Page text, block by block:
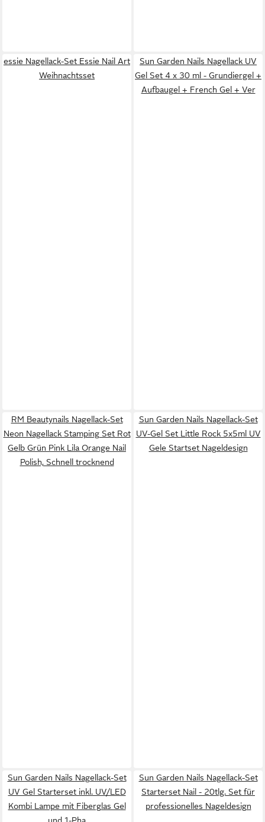
essie Nagellack-Set Essie Nail Art
Weihnachtsset
Sun Garden Nails Nagellack UV
Gel Set 4 x 30 ml - Grundiergel +
Aufbaugel + French Gel + Ver
RM Beautynails Nagellack-Set
Neon Nagellack Stamping Set Rot
Gelb Grün Pink Lila Orange Nail
Polish, Schnell trocknend
Sun Garden Nails Nagellack-Set
UV-Gel Set Little Rock 5x5ml UV
Gele Startset Nageldesign
Sun Garden Nails Nagellack-Set
UV Gel Starterset inkl. UV/LED
Kombi Lampe mit Fiberglas Gel
und 1-Pha
Sun Garden Nails Nagellack-Set
Starterset Nail - 20tlg. Set für
professionelles Nageldesign